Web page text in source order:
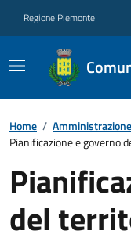
Regione Piemonte
Home /
Pianificazione e governo
del